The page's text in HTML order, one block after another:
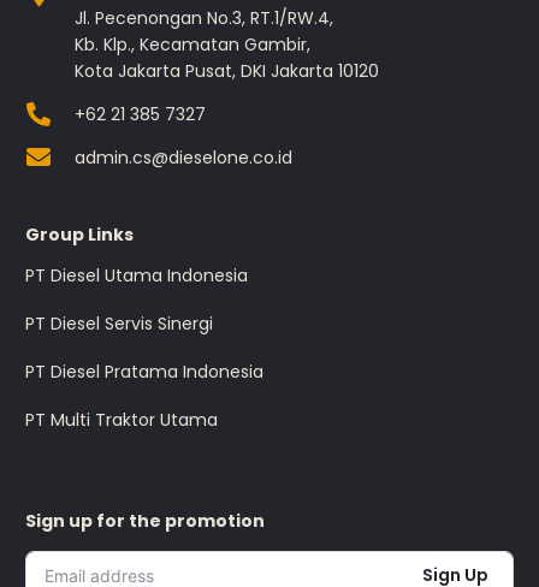
Jl. Pecenongan No.3, RT.1/RW.4,
Kb. Klp., Kecamatan Gambir,
Kota Jakarta Pusat, DKI Jakarta 10120
+62 21 385 7327
admin.cs@dieselone.co.id
Group Links
PT Diesel Utama Indonesia
PT Diesel Servis Sinergi
PT Diesel Pratama Indonesia
PT Multi Traktor Utama
Sign up for the promotion
Sign Up